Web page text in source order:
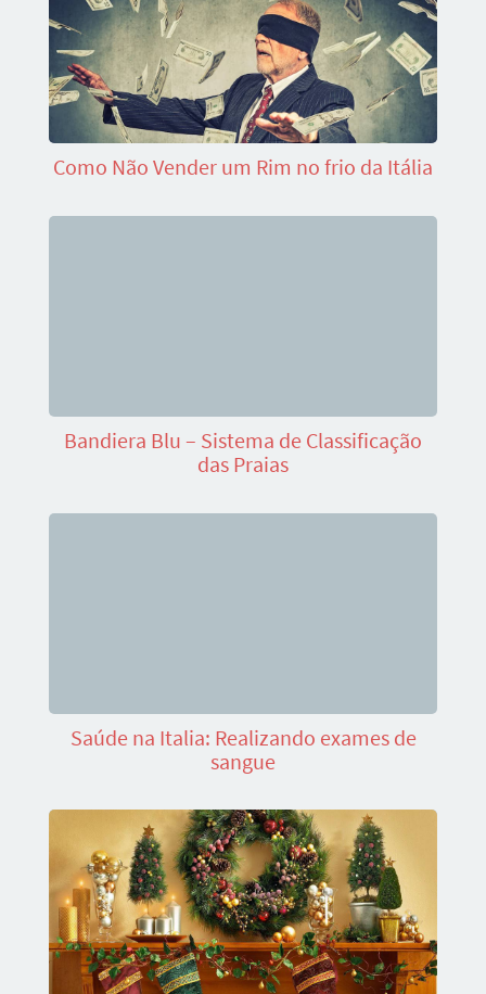
Como Não Vender um Rim no frio da Itália
Bandiera Blu – Sistema de Classificação
das Praias
Saúde na Italia: Realizando exames de
sangue